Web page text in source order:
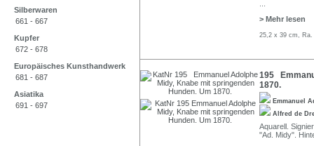
Silberwaren
661 - 667
Kupfer
672 - 678
Europäisches Kunsthandwerk
681 - 687
Asiatika
691 - 697
> Mehr lesen
25,2 x 39 cm,
195
1870.
Emmanuel
Alfred de
Aquarell.
"Ad. Midy".